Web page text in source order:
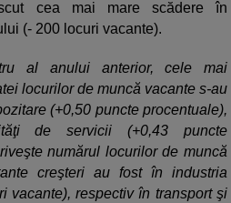
cea mai mare scădere în
(- 200 locuri vacante).
al anului anterior, cele mai
locurilor de muncă vacante s-au
(+0,50 puncte procentuale),
de servicii (+0,43 puncte
numărul locurilor de muncă
creşteri au fost în industria
vacante), respectiv în transport şi